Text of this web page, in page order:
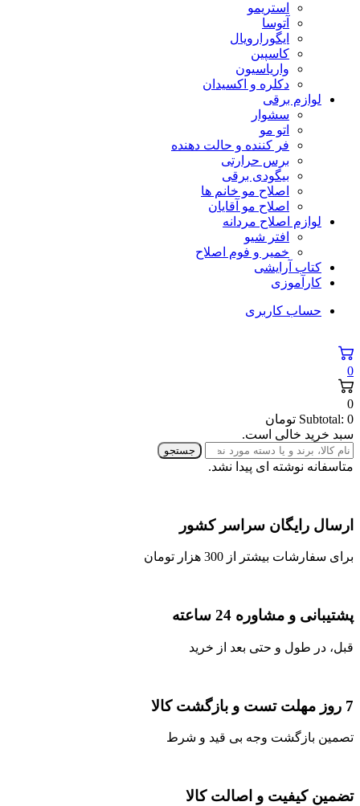
استریمو
آتوسا
ایگورارویال
کاسپین
واریاسیون
دکلره و اکسیدان
لوازم برقی
سشوار
اتو مو
فر کننده و حالت دهنده
برس حرارتی
بیگودی برقی
اصلاح مو خانم ها
اصلاح مو آقایان
لوازم اصلاح مردانه
افتر شیو
خمیر و فوم اصلاح
کتاب آرایشی
کارآموزی
حساب کاربری
0
0
Subtotal: 0
تومان
سبد خرید خالی است.
جستجو
متاسفانه نوشته ای پیدا نشد.
ارسال رایگان سراسر کشور
برای سفارشات بیشتر از 300 هزار تومان
پشتیبانی و مشاوره 24 ساعته
قبل، در طول و حتی بعد از خرید
7 روز مهلت تست و بازگشت کالا
تصمین بازگشت وجه بی قید و شرط
تضمین کیفیت و اصالت کالا